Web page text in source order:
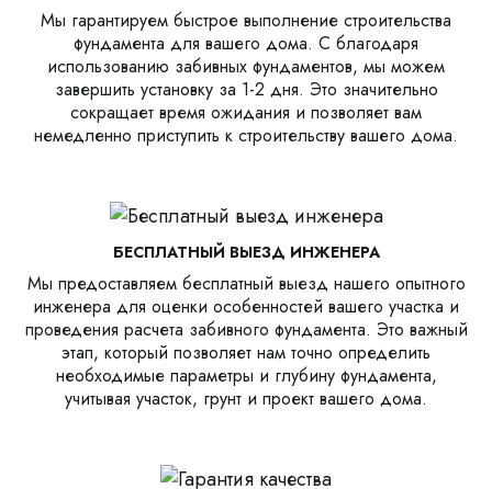
Мы гарантируем быстрое выполнение строительства
фундамента для вашего дома. С благодаря
использованию забивных фундаментов, мы можем
завершить установку за 1-2 дня. Это значительно
сокращает время ожидания и позволяет вам
немедленно приступить к строительству вашего дома.
БЕСПЛАТНЫЙ ВЫЕЗД ИНЖЕНЕРА
Мы предоставляем бесплатный выезд нашего опытного
инженера для оценки особенностей вашего участка и
проведения расчета забивного фундамента. Это важный
этап, который позволяет нам точно определить
необходимые параметры и глубину фундамента,
учитывая участок, грунт и проект вашего дома.